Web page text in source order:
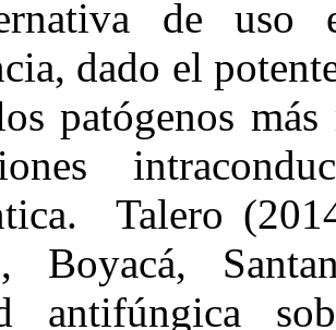
de uso
dado el
patógenos
Talero
Boyacá,
antifúngica